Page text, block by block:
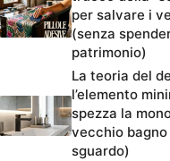
per salvare i
(senza
patrimonio)
La teoria del
l’elemento
spezza la
vecchio
sguardo)